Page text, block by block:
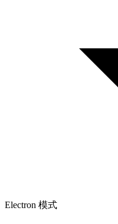
Electron 模式